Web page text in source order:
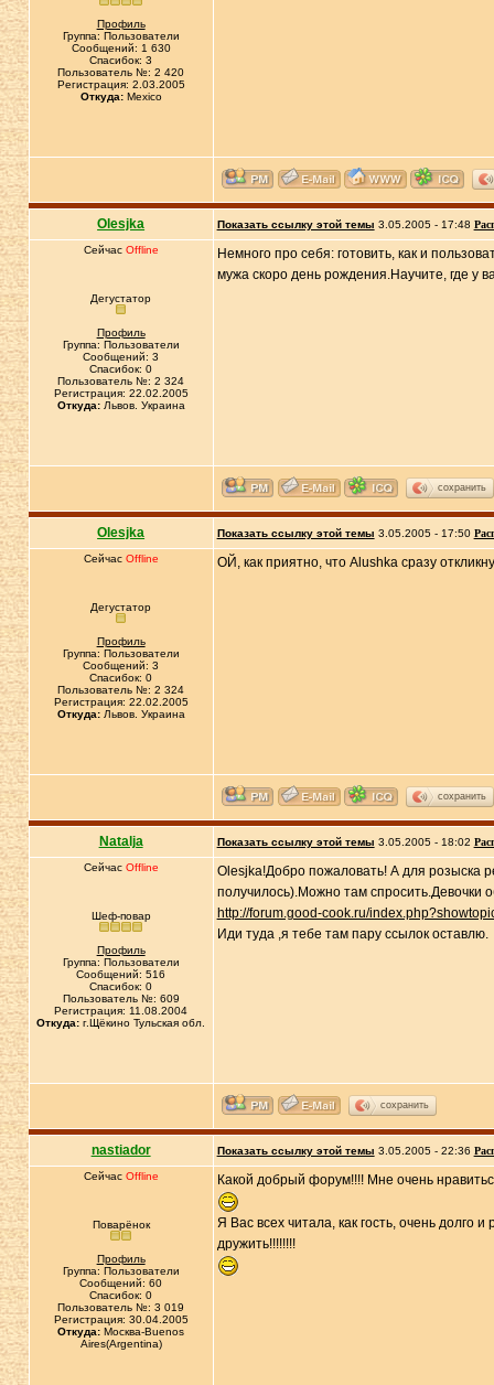
Профиль
Группа: Пользователи
Сообщений: 1 630
Спасибок: 3
Пользователь №: 2 420
Регистрация: 2.03.2005
Откуда:Mexico
Olesjka Показать ссылку этой темы 3.05.2005 - 17:48
Сейчас Offline
Дегустатор
Профиль
Группа: Пользователи
Сообщений: 3
Спасибок: 0
Пользователь №: 2 324
Регистрация: 22.02.2005
Откуда:Львов. Украина
Немного про себя: готовить, как и
мужа скоро день рождения.Научите, где
сохранить
Olesjka Показать ссылку этой темы 3.05.2005 - 17:50
Сейчас Offline
Дегустатор
Профиль
Группа: Пользователи
Сообщений: 3
Спасибок: 0
Пользователь №: 2 324
Регистрация: 22.02.2005
Откуда:Львов. Украина
ОЙ, как приятно, что Alushka сразу
сохранить
Natalja Показать ссылку этой темы 3.05.2005 - 18:02
Сейчас Offline
Шеф-повар
Профиль
Группа: Пользователи
Сообщений: 516
Спасибок: 0
Пользователь №: 609
Регистрация: 11.08.2004
Откуда: г.Щёкино Тульская обл.
Olesjka!Добро пожаловать! А для розыска
получилось).Можно там спросить.Девочки
http://forum.good-cook.ru/
Иди туда ,я тебе там пару ссылок оставлю.
сохранить
nastiador Показать ссылку этой темы 3.05.2005 - 22:36
Сейчас Offline
Поварёнок
Профиль
Группа: Пользователи
Сообщений: 60
Спасибок: 0
Пользователь №: 3 019
Регистрация: 30.04.2005
Откуда: Москва-Buenos
Aires(Argentina)
Какой добрый форум!!!! Мне очень
Я Вас всех читала, как гость, очень долго
дружить!!!!!!!!